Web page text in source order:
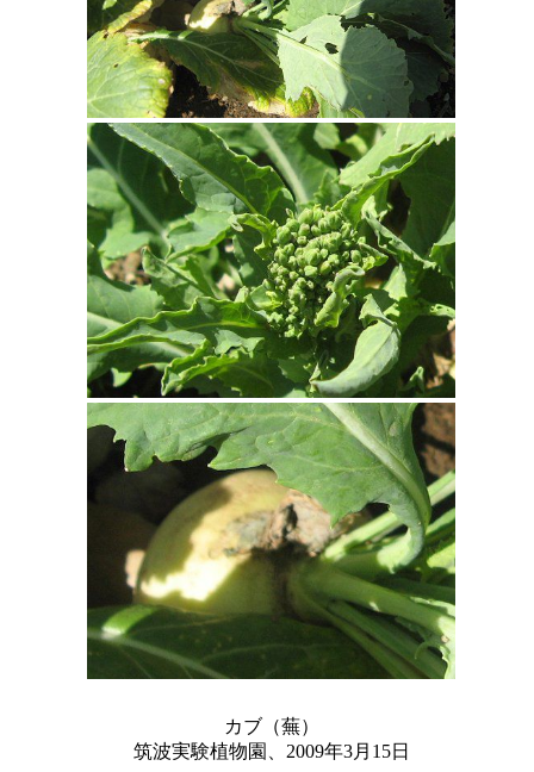
カブ（蕪）
筑波実験植物園、2009年3月15日